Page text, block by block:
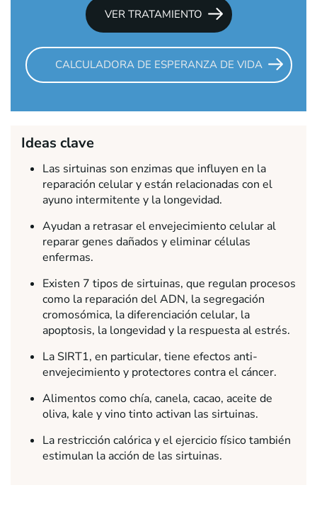
VER TRATAMIENTO
CALCULADORA DE ESPERANZA DE VIDA
Ideas clave
Las sirtuinas son enzimas que influyen en la
reparación celular y están relacionadas con el
ayuno intermitente y la longevidad.
Ayudan a retrasar el envejecimiento celular al
reparar genes dañados y eliminar células
enfermas.
Existen 7 tipos de sirtuinas, que regulan procesos
como la reparación del ADN, la segregación
cromosómica, la diferenciación celular, la
apoptosis, la longevidad y la respuesta al estrés.
La SIRT1, en particular, tiene efectos anti-
envejecimiento y protectores contra el cáncer.
Alimentos como chía, canela, cacao, aceite de
oliva, kale y vino tinto activan las sirtuinas.
La restricción calórica y el ejercicio físico también
estimulan la acción de las sirtuinas.